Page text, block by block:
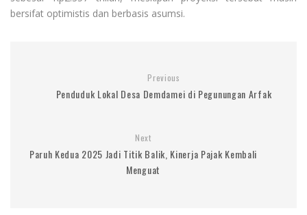
bersifat optimistis dan berbasis asumsi.
Previous
Penduduk Lokal Desa Demdamei di Pegunungan Arfak
Next
Paruh Kedua 2025 Jadi Titik Balik, Kinerja Pajak Kembali
Menguat